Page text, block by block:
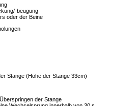
beugung
oder der Beine
Stange (Höhe der Stange 33cm)
der Stange